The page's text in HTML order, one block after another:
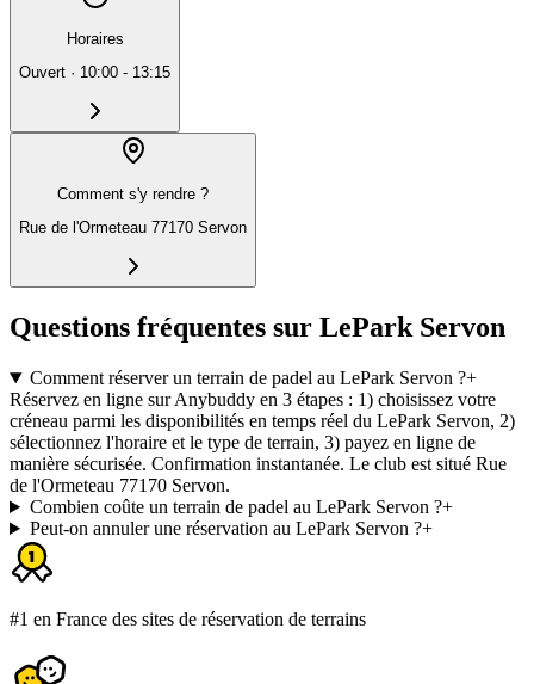
Horaires
Ouvert · 10:00 - 13:15
Comment s'y rendre ?
Rue de l'Ormeteau 77170 Servon
Questions fréquentes sur LePark Servon
Comment réserver un terrain de padel au LePark Servon ?+
Réservez en ligne sur Anybuddy en 3 étapes : 1) choisissez votre
créneau parmi les disponibilités en temps réel du LePark Servon, 2)
sélectionnez l'horaire et le type de terrain, 3) payez en ligne de
manière sécurisée. Confirmation instantanée. Le club est situé Rue
de l'Ormeteau 77170 Servon.
Combien coûte un terrain de padel au LePark Servon ?+
Peut-on annuler une réservation au LePark Servon ?+
#1 en France des sites de réservation de terrains